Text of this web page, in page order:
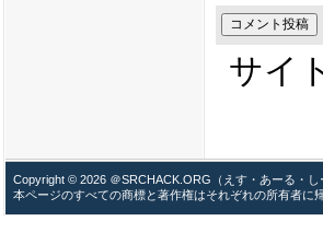
サイ
Copyright © 2026 ＠SRCHACK.ORG（えす・あーる・し
本ページのすべての商標と著作権はそれぞれの所有者に